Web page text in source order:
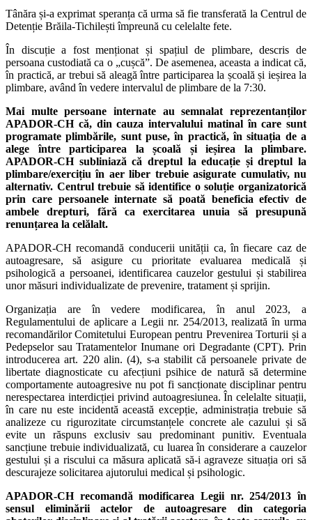
Tânăra și-a exprimat speranța că urma să fie transferată la Centrul de
Detenție Brăila-Tichilești împreună cu celelalte fete.
În discuție a fost menționat și spațiul de plimbare, descris de
persoana custodiată ca o „cușcă”. De asemenea, aceasta a indicat că,
în practică, ar trebui să aleagă între participarea la școală și ieșirea la
plimbare, având în vedere intervalul de plimbare de la 7:30.
Mai multe persoane internate au semnalat reprezentanților
APADOR-CH că, din cauza intervalului matinal în care sunt
programate plimbările, sunt puse, în practică, în situația de a
alege între participarea la școală și ieșirea la plimbare.
APADOR-CH subliniază că dreptul la educație și dreptul la
plimbare/exercițiu în aer liber trebuie asigurate cumulativ, nu
alternativ. Centrul trebuie să identifice o soluție organizatorică
prin care persoanele internate să poată beneficia efectiv de
ambele drepturi, fără ca exercitarea unuia să presupună
renunțarea la celălalt.
APADOR-CH recomandă conducerii unității ca, în fiecare caz de
autoagresare, să asigure cu prioritate evaluarea medicală și
psihologică a persoanei, identificarea cauzelor gestului și stabilirea
unor măsuri individualizate de prevenire, tratament și sprijin.
Organizația are în vedere modificarea, în anul 2023, a
Regulamentului de aplicare a Legii nr. 254/2013, realizată în urma
recomandărilor Comitetului European pentru Prevenirea Torturii și a
Pedepselor sau Tratamentelor Inumane ori Degradante (CPT). Prin
introducerea art. 220 alin. (4), s-a stabilit că persoanele private de
libertate diagnosticate cu afecțiuni psihice de natură să determine
comportamente autoagresive nu pot fi sancționate disciplinar pentru
nerespectarea interdicției privind autoagresiunea. În celelalte situații,
în care nu este incidentă această excepție, administrația trebuie să
analizeze cu rigurozitate circumstanțele concrete ale cazului și să
evite un răspuns exclusiv sau predominant punitiv. Eventuala
sancțiune trebuie individualizată, cu luarea în considerare a cauzelor
gestului și a riscului ca măsura aplicată să-i agraveze situația ori să
descurajeze solicitarea ajutorului medical și psihologic.
APADOR-CH recomandă modificarea Legii nr. 254/2013 în
sensul eliminării actelor de autoagresare din categoria